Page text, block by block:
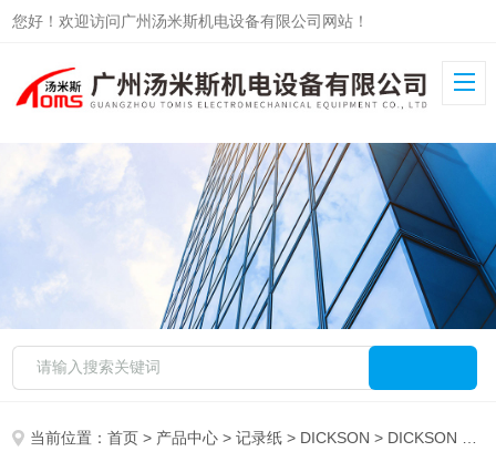
您好！欢迎访问广州汤米斯机电设备有限公司网站！
当前位置：首页 > 产品中心 >记录纸 > DICKSON > DICKSON C041